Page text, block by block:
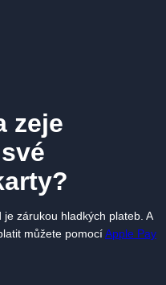
zeje
je zárukou hladkých plateb. A
můžete pomocíApple Pay